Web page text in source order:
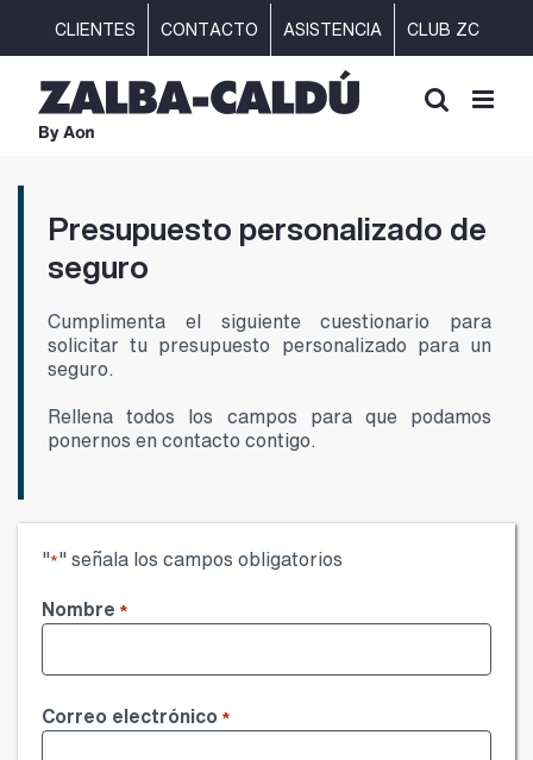
contenido
CLIENTES CONTACTO ASISTENCIA CLUB ZC
"*" señala los campos obligatorios
Nombre *
Correo electrónico *
Presupuesto personalizado de
seguro
Cumplimenta el siguiente cuestionario para
solicitar tu presupuesto personalizado para un
seguro.
Rellena todos los campos para que podamos
ponernos en contacto contigo.